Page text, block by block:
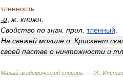
тленность
-и ж книжн
Свойство по знач прил тленный
На свежей могиле о Крискент
своей пастве о ничтожности и
Малый академический словарь . — М :